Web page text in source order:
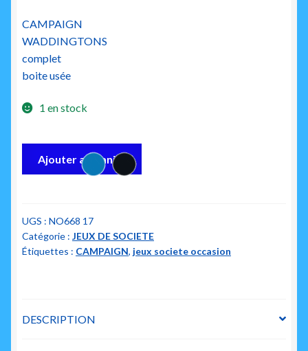
initial
était :
15.00€.
actuel
12.00€.
CAMPAIGN
WADDINGTONS
complet
boite usée
1 en stock
Ajouter au panier
UGS : NO668 17
Catégorie : JEUX DE SOCIETE
Étiquettes : CAMPAIGN, jeux societe occasion
DESCRIPTION